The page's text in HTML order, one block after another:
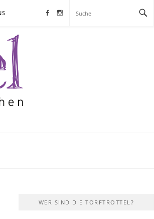
Facebook
Instagram
WER SIND DIE TORFTROTTEL?